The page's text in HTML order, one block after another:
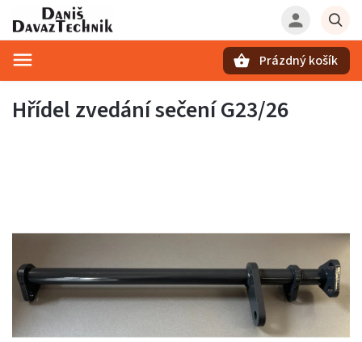
Prázdný košík
Hřídel zvedání sečení G23/26